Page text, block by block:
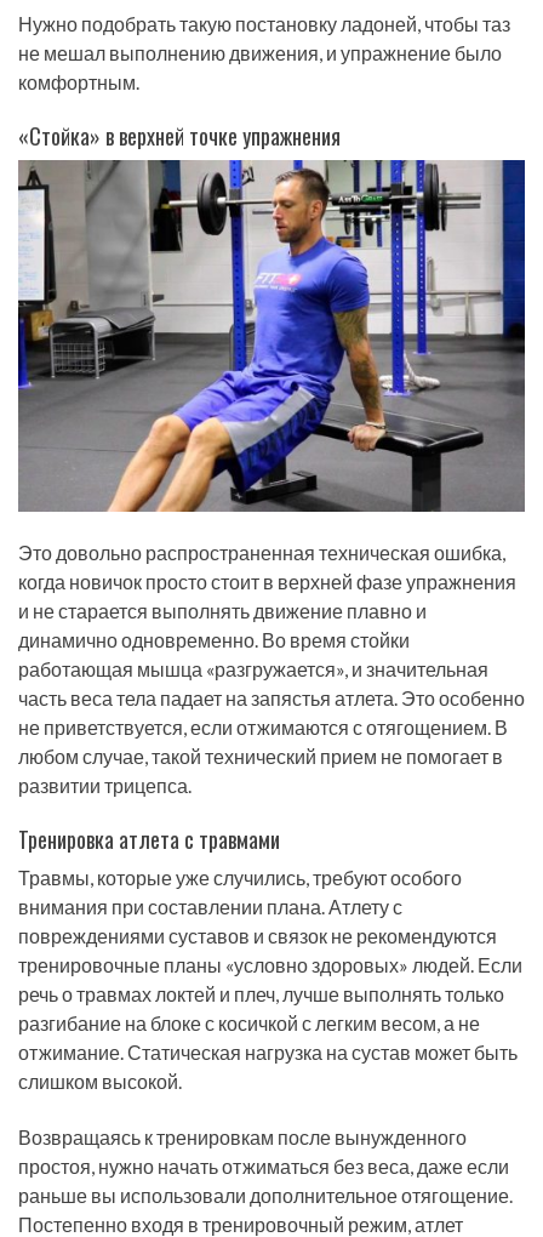
Нужно подобрать такую постановку ладоней, чтобы таз
не мешал выполнению движения, и упражнение было
комфортным.
«Стойка» в верхней точке упражнения
Это довольно распространенная техническая ошибка,
когда новичок просто стоит в верхней фазе упражнения
и не старается выполнять движение плавно и
динамично одновременно. Во время стойки
работающая мышца «разгружается», и значительная
часть веса тела падает на запястья атлета. Это особенно
не приветствуется, если отжимаются с отягощением. В
любом случае, такой технический прием не помогает в
развитии трицепса.
Тренировка атлета с травмами
Травмы, которые уже случились, требуют особого
внимания при составлении плана. Атлету с
повреждениями суставов и связок не рекомендуются
тренировочные планы «условно здоровых» людей. Если
речь о травмах локтей и плеч, лучше выполнять только
разгибание на блоке с косичкой с легким весом, а не
отжимание. Статическая нагрузка на сустав может быть
слишком высокой.
Возвращаясь к тренировкам после вынужденного
простоя, нужно начать отжиматься без веса, даже если
раньше вы использовали дополнительное отягощение.
Постепенно входя в тренировочный режим, атлет